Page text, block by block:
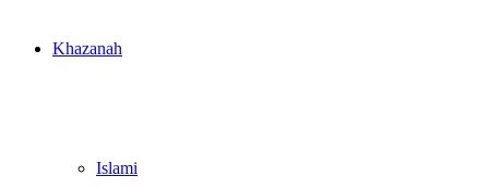
Khazanah
Islami